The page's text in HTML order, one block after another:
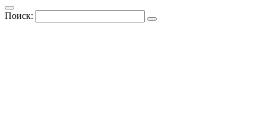
Поиск: